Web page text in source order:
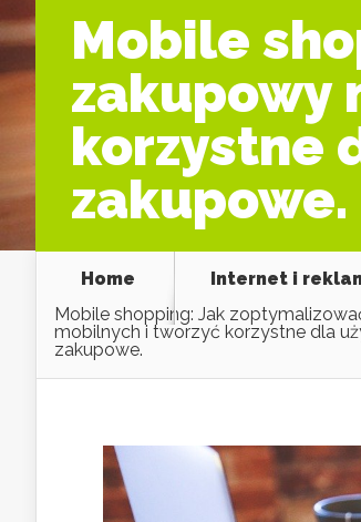
Mobile
zakupowy
korzystne
zakupowe.
Home
Internet i
Mobile shopping: Jak
mobilnych i tworzyć korzystne dla
zakupowe.